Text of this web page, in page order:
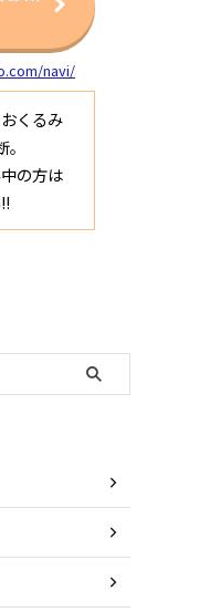
navi/
くるみ
の方は